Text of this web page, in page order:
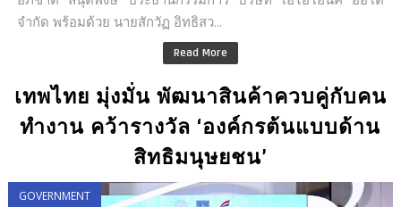
จำกัด พร้อมด้วย นายสักวัฏ อิทธิสว...
Read More
เทพไทย มุ่งมั่น พัฒนาสินค้าควบคู่กับคน
ทำงาน คว้ารางวัล ‘องค์กรต้นแบบด้าน
สิทธิมนุษยชน’
GOVERNMENT